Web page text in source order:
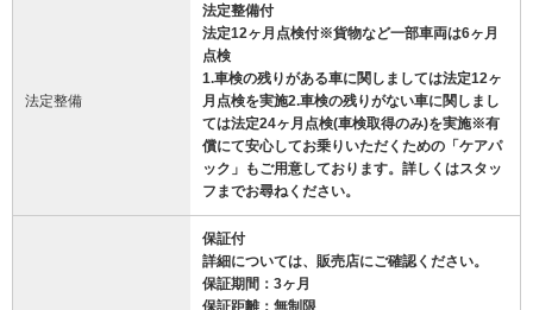
法定整備
法定整備付
法定12ヶ月点検付※貨物など一部車両は6ヶ月
点検
1.車検の残りがある車に関しましては法定12ヶ
月点検を実施2.車検の残りがない車に関しまし
ては法定24ヶ月点検(車検取得のみ)を実施※有
償にて安心してお乗りいただくための「ケアパ
ック」もご用意しております。詳しくはスタッ
フまでお尋ねください。
保証付
詳細については、販売店にご確認ください。
保証期間：3ヶ月
保証距離：無制限